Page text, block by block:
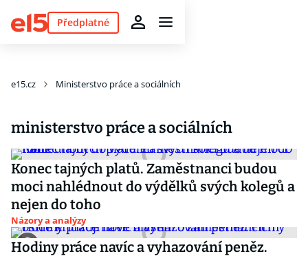
Předplatné
e15.cz Ministerstvo práce a sociálních
ministerstvo práce a sociálních
Konec tajných platů. Zaměstnanci budou
moci nahlédnout do výdělků svých kolegů a
nejen do toho
Názory a analýzy
Hodiny práce navíc a vyhazování peněz.